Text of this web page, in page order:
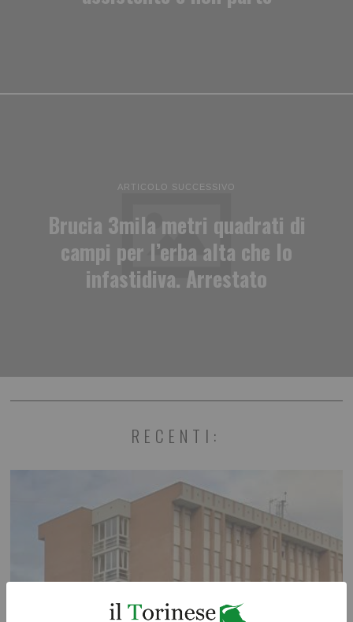
ARTICOLO SUCCESSIVO
Brucia 3mila metri quadrati di
campi per l’erba alta che lo
infastidiva. Arrestato
RECENTI: